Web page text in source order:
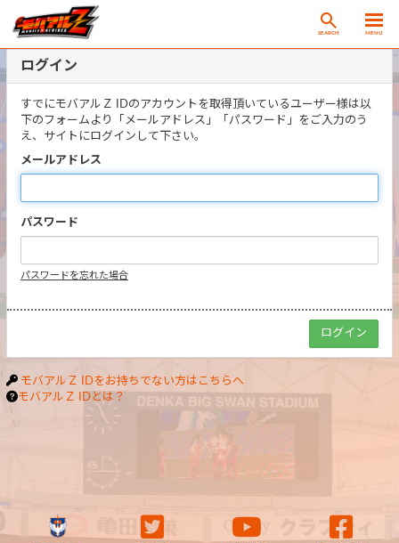
SEARCH MENU
ログイン
すでにモバアルＺ IDのアカウントを取得頂いているユーザー様は以
下のフォームより「メールアドレス」「パスワード」をご入力のう
え、サイトにログインして下さい。
メールアドレス
パスワード
パスワードを忘れた場合
モバアルＺ IDをお持ちでない方はこちらへ
モバアルＺ IDとは？